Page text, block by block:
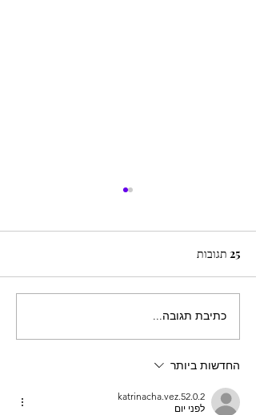
טיולי אופנועים בחו"ל
25 תגובות
כתיבת תגובה...
החדשות ביותר
katrinacha.vez.52.0.2
לפני יום